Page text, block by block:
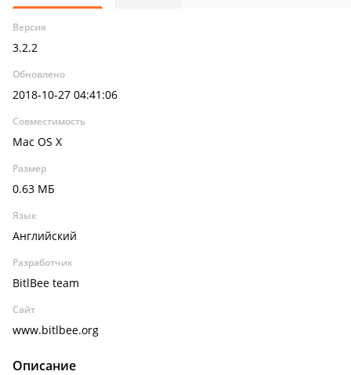
Версия
3.2.2
Обновлено
2018-10-27 04:41:06
Совместимость
Mac OS X
Размер
0.63 МБ
Язык
Английский
Разработчик
BitlBee team
Сайт
www.bitlbee.org
Описание